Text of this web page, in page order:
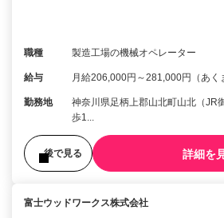
職種 製造工場の機械オペレーター
給与 月給206,000円～281,000円（あく
勤務地
神奈川県足柄上郡山北町山北（JR
歩1...
後で見る 詳細を
富士ウッドワークス株式会社